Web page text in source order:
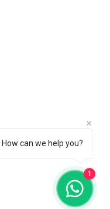
How can we help you?
1